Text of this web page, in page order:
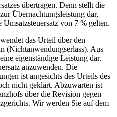
übertragen. Denn stellt die
Übernachtungsleistung dar,
Umsatzsteuersatz von 7 % gelten.
das Urteil über den
(Nichtanwendungserlass). Aus
eigenständige Leistung dar.
anzuwenden. Die
ist angesichts des Urteils des
nicht geklärt. Abzuwarten ist
über die Revision gegen
Wir werden Sie auf dem